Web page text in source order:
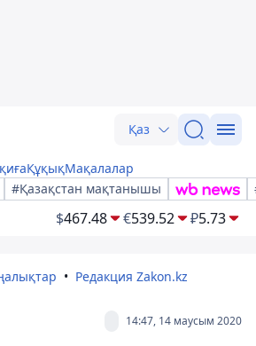
Қаз
ҚұқықМақалалар
#Қазақстан мақтанышы
$467.48 €539.52 ₽5.73
Редакция Zakon.kz
14:47, 14 маусым 2020